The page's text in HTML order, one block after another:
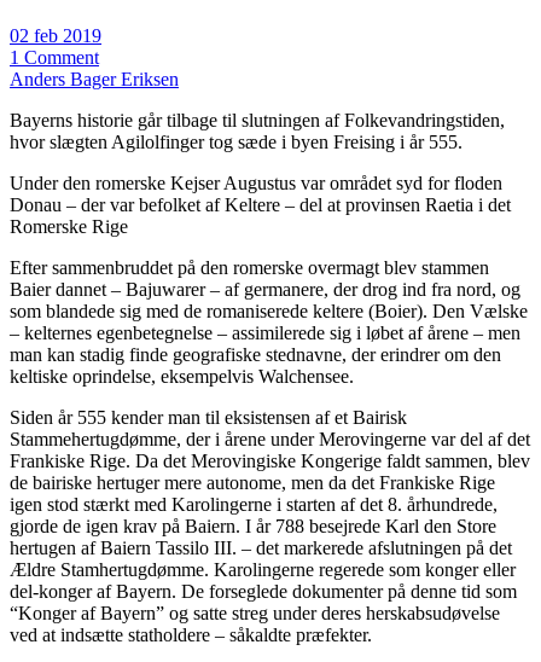
02 feb 2019
1 Comment
Anders Bager Eriksen
Bayerns historie går tilbage til slutningen af Folkevandringstiden,
hvor slægten Agilolfinger tog sæde i byen Freising i år 555.
Under den romerske Kejser Augustus var området syd for floden
Donau – der var befolket af Keltere – del at provinsen Raetia i det
Romerske Rige
Efter sammenbruddet på den romerske overmagt blev stammen
Baier dannet – Bajuwarer – af germanere, der drog ind fra nord, og
som blandede sig med de romaniserede keltere (Boier). Den Vælske
– kelternes egenbetegnelse – assimilerede sig i løbet af årene – men
man kan stadig finde geografiske stednavne, der erindrer om den
keltiske oprindelse, eksempelvis Walchensee.
Siden år 555 kender man til eksistensen af et Bairisk
Stammehertugdømme, der i årene under Merovingerne var del af det
Frankiske Rige. Da det Merovingiske Kongerige faldt sammen, blev
de bairiske hertuger mere autonome, men da det Frankiske Rige
igen stod stærkt med Karolingerne i starten af det 8. århundrede,
gjorde de igen krav på Baiern. I år 788 besejrede Karl den Store
hertugen af Baiern Tassilo III. – det markerede afslutningen på det
Ældre Stamhertugdømme. Karolingerne regerede som konger eller
del-konger af Bayern. De forseglede dokumenter på denne tid som
“Konger af Bayern” og satte streg under deres herskabsudøvelse
ved at indsætte statholdere – såkaldte præfekter.